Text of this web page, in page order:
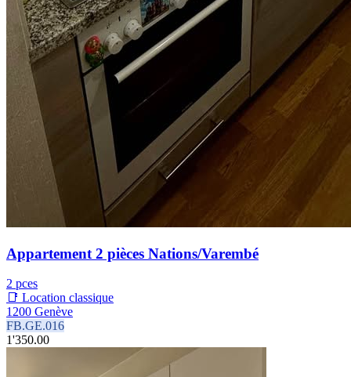
Appartement 2 pièces Nations/Varembé
2 pces
📑 Location classique
1200 Genève
FB.GE.016
1'350.00